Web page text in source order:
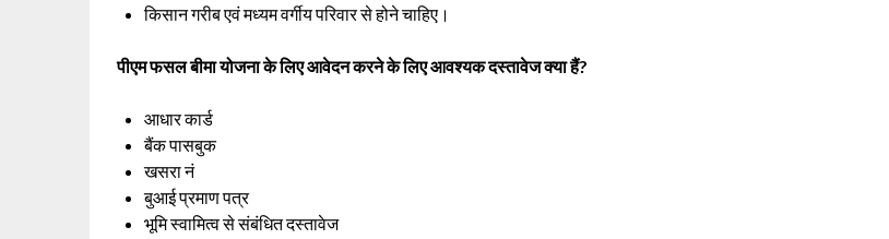
किसान गरीब एवं मध्यम वर्गीय परिवार से होने चाहिए।
पीएम फसल बीमा योजना के लिए आवेदन करने के लिए आवश्यक दस्तावेज क्या हैं?
आधार कार्ड
बैंक पासबुक
खसरा नं
बुआई प्रमाण पत्र
भूमि स्वामित्व से संबंधित दस्तावेज